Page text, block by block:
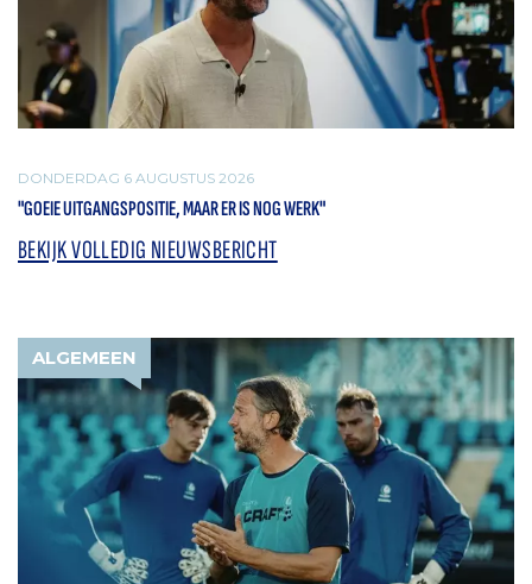
DONDERDAG 6 AUGUSTUS 2026
"GOEIE UITGANGSPOSITIE, MAAR ER IS NOG WERK"
BEKIJK VOLLEDIG NIEUWSBERICHT
ALGEMEEN